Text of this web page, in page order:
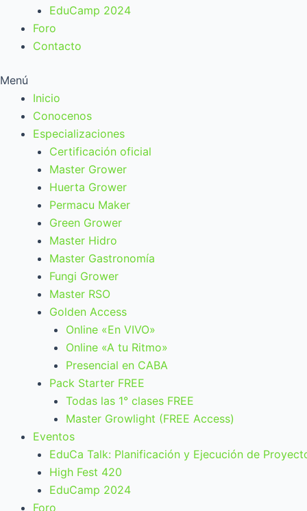
EduCamp 2024
Foro
Contacto
Menú
Inicio
Conocenos
Especializaciones
Certificación oficial
Master Grower
Huerta Grower
Permacu Maker
Green Grower
Master Hidro
Master Gastronomía
Fungi Grower
Master RSO
Golden Access
Online «En VIVO»
Online «A tu Ritmo»
Presencial en CABA
Pack Starter FREE
Todas las 1° clases FREE
Master Growlight (FREE Access)
Eventos
EduCa Talk: Planificación y Ejecución de
High Fest 420
EduCamp 2024
Foro